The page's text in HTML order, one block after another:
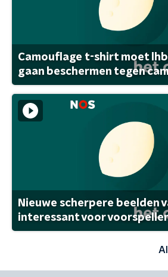
Camouflage t-shirt moet
gaan beschermen tegen
Nieuwe scherpere beelden
interessant voor